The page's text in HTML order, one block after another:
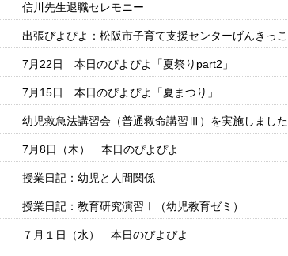
信川先生退職セレモニー
出張ぴよぴよ：松阪市子育て支援センターげんきっこ
7月22日 本日のぴよぴよ「夏祭りpart2」
7月15日 本日のぴよぴよ「夏まつり」
幼児救急法講習会（普通救命講習Ⅲ）を実施しました
7月8日（木） 本日のぴよぴよ
授業日記：幼児と人間関係
授業日記：教育研究演習Ⅰ（幼児教育ゼミ）
７月１日（水） 本日のぴよぴよ